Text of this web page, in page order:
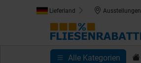
Lieferland Ausstellungen
Alle Kategorien